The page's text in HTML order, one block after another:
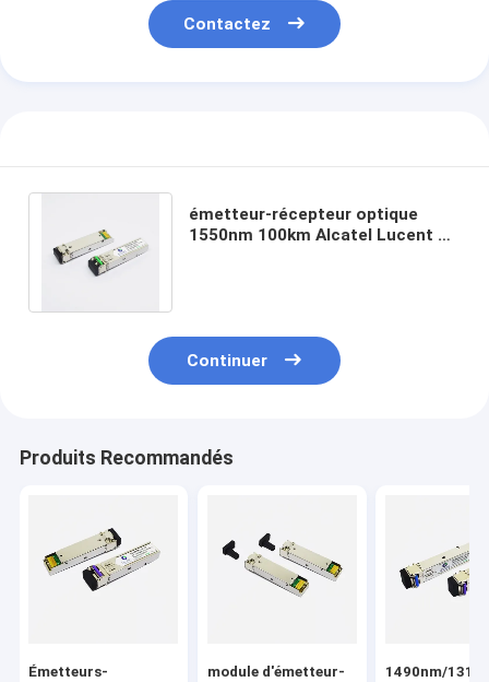
Contactez
émetteur-récepteur optique
1550nm 100km Alcatel Lucent de
Continuer
Produits Recommandés
Émetteurs-
module d'émetteur-
1490nm/